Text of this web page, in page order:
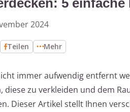
5
2024
Teilen Mehr
immer aufwendig entfernt
diese zu verkleiden und dem
Dieser Artikel stellt Ihnen